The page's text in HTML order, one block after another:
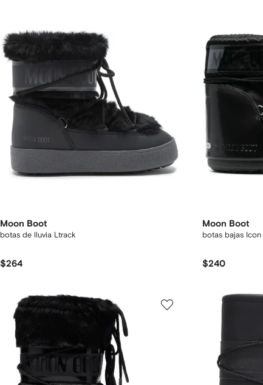
Moon Boot
botas de lluvia Ltrack
$264
Moon Boot
botas bajas
$240